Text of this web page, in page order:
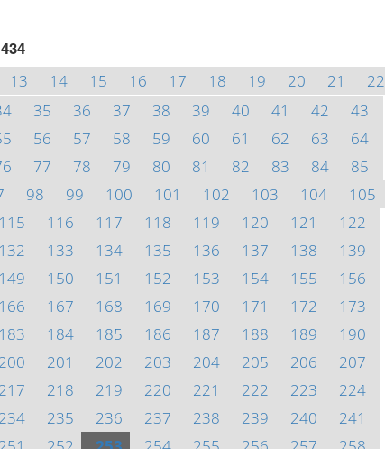
434
13 14 15 16 17 18 19 20 21
22
35 36 37 38 39 40 41 42
43
56 57 58 59 60 61 62 63
64
77 78 79 80 81 82 83 84
85
98 99 100 101 102 103 104
105
115 116 117 118 119 120 121
122
132 133 134 135 136 137 138
139
149 150 151 152 153 154 155
156
166 167 168 169 170 171 172
173
183 184 185 186 187 188 189
190
200 201 202 203 204 205 206
207
217 218 219 220 221 222 223
224
234 235 236 237 238 239 240
241